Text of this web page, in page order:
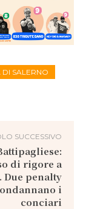
SALERNO
SUCCESSIVO
di rigore a
Due penalty
i
conciari